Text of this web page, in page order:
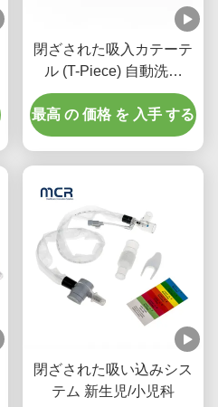
閉ざされた吸入カテーテ
ル (T-Piece) 自動洗浄
72H 大人用
最高 の 価格 を 入手 する
閉ざされた吸い込みシス
テム 新生児/小児科